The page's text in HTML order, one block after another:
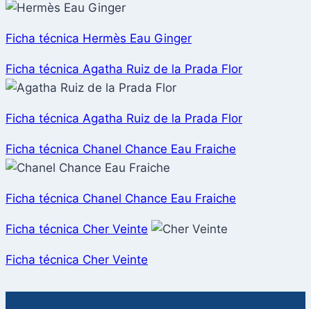
Ficha técnica Hermès Eau Ginger
Ficha técnica Agatha Ruiz de la Prada Flor
Ficha técnica Agatha Ruiz de la Prada Flor
Ficha técnica Chanel Chance Eau Fraiche
Ficha técnica Chanel Chance Eau Fraiche
Ficha técnica Cher Veinte
Ficha técnica Cher Veinte